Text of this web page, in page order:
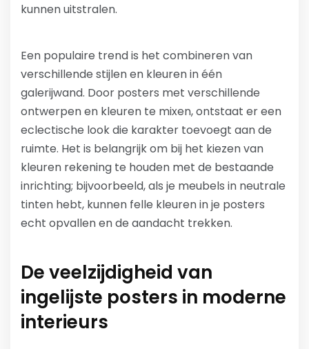
kunnen uitstralen.
Een populaire trend is het combineren van
verschillende stijlen en kleuren in één
galerijwand. Door posters met verschillende
ontwerpen en kleuren te mixen, ontstaat er een
eclectische look die karakter toevoegt aan de
ruimte. Het is belangrijk om bij het kiezen van
kleuren rekening te houden met de bestaande
inrichting; bijvoorbeeld, als je meubels in neutrale
tinten hebt, kunnen felle kleuren in je posters
echt opvallen en de aandacht trekken.
De veelzijdigheid van
ingelijste posters in moderne
interieurs